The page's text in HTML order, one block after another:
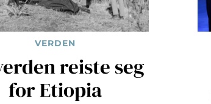
VERDEN
reiste seg
for Etiopia